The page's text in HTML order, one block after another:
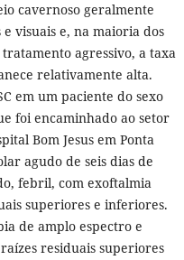
cavernoso geralmente
visuais e, na maioria dos
agressivo, a taxa
relativamente alta.
em um paciente do sexo
foi encaminhado ao setor
Bom Jesus em Ponta
agudo de seis dias de
febril, com exoftalmia
superiores e inferiores.
de amplo espectro e
residuais superiores